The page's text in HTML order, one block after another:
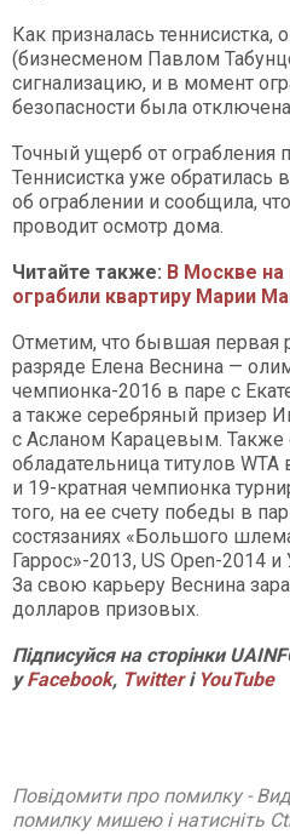
Как призналась теннисистка,
(бизнесменом Павлом
сигнализацию, и в момент
безопасности была
Точный ущерб от ограбления
Теннисистка уже обратилась
об ограблении и сообщила,
проводит осмотр дома.
Читайте также: В Москве
ограбили квартиру Марии
Отметим, что бывшая первая
разряде Елена Веснина —
чемпионка-2016 в паре с
а также серебряный призер
с Асланом Карацевым. Также
обладательница титулов
и 19-кратная чемпионка
того, на ее счету победы в
состязаниях «Большого
Гаррос»-2013, US Open-2014
За свою карьеру Веснина
долларов призовых.
Підписуйся на сторінки
уFacebook, Twitterі YouTube
Повідомити про помилку -
помилку мишею і натисніть